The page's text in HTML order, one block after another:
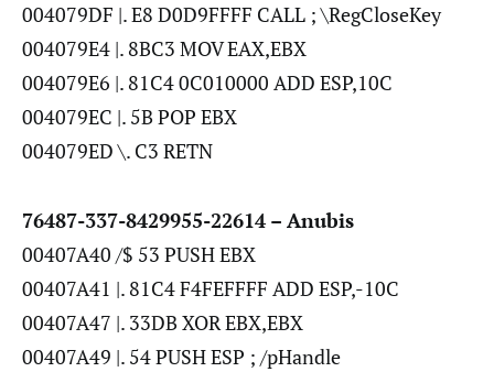
004079DF |. E8 D0D9FFFF CALL ; \RegCloseKey
004079E4 |. 8BC3 MOV EAX,EBX
004079E6 |. 81C4 0C010000 ADD ESP,10C
004079EC |. 5B POP EBX
004079ED \. C3 RETN
76487-337-8429955-22614 – Anubis
00407A40 /$ 53 PUSH EBX
00407A41 |. 81C4 F4FEFFFF ADD ESP,-10C
00407A47 |. 33DB XOR EBX,EBX
00407A49 |. 54 PUSH ESP ; /pHandle